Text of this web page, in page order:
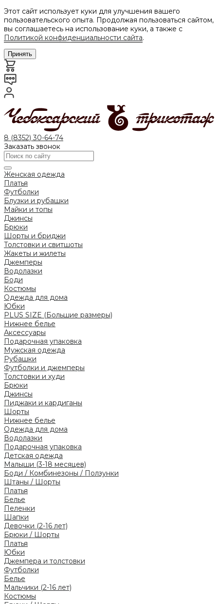
Этот сайт использует куки для улучшения вашего
пользовательского опыта. Продолжая пользоваться сайтом,
вы соглашаетесь на использование куки, а также с
Политикой конфиденциальности сайта.
Принять
8 (8352) 30-64-74
Заказать звонок
Женская одежда
Платья
Футболки
Блузки и рубашки
Майки и топы
Джинсы
Брюки
Шорты и бриджи
Толстовки и свитшоты
Жакеты и жилеты
Джемперы
Водолазки
Боди
Костюмы
Одежда для дома
Юбки
PLUS SIZE (Большие размеры)
Нижнее белье
Аксессуары
Подарочная упаковка
Мужская одежда
Рубашки
Футболки и джемперы
Толстовки и худи
Брюки
Джинсы
Пиджаки и кардиганы
Шорты
Нижнее белье
Одежда для дома
Водолазки
Подарочная упаковка
Детская одежда
Малыши (3-18 месяцев)
Боди / Комбинезоны / Ползунки
Штаны / Шорты
Платья
Белье
Пеленки
Шапки
Девочки (2-16 лет)
Брюки / Шорты
Платья
Юбки
Джемпера и толстовки
Футболки
Белье
Мальчики (2-16 лет)
Костюмы